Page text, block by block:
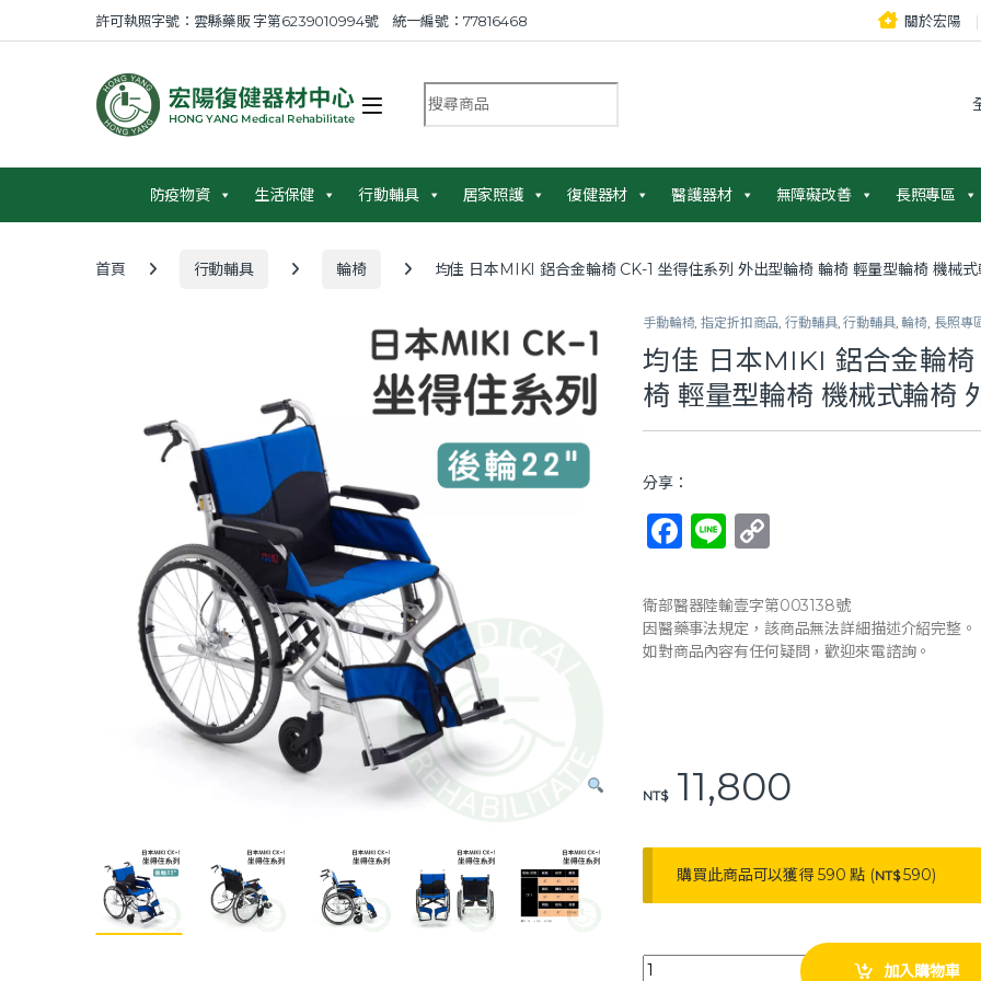
Skip to navigation
Skip to content許可執照字號：雲縣藥販 字第6239010994號 統一編號：77816468 關於宏陽
搜尋商品：
防疫物資 生活保健 行動輔具 居家照護 復健器材 醫護器材 無障礙改善 長照專區
首頁 行動輔具 輪椅 均佳 日本MIKI 鋁合金輪椅 CK-1 坐得住系列 外出型輪椅 輪椅 輕量型輪椅 機械
手動輪椅,指定折扣商品,行動輔具,行動輔具,輪椅, 長照專
均佳 日本MIKI 鋁合金輪
椅 輕量型輪椅 機械式輪椅
分享：
F
c
e
b
k
Li
e p
y
Li
衛部醫器陸輸壹字第003138號
因醫藥事法規定，該商品無法詳細描述介紹完整。
如對商品內容有任何疑問，歡迎來電諮詢。
NT$11,800
購買此商品可以獲得 590 點 (NT$590)
均佳 日本MIKI 鋁合金輪椅 CK-1 坐得住系列 外
加入購物車